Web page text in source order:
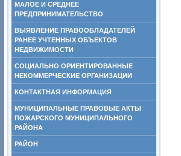
МАЛОЕ И СРЕДНЕЕ
ПРЕДПРИНИМАТЕЛЬСТВО
ВЫЯВЛЕНИЕ ПРАВООБЛАДАТЕЛЕЙ
РАНЕЕ УЧТЕННЫХ ОБЪЕКТОВ
НЕДВИЖИМОСТИ
СОЦИАЛЬНО ОРИЕНТИРОВАННЫЕ
НЕКОММЕРЧЕСКИЕ ОРГАНИЗАЦИИ
КОНТАКТНАЯ ИНФОРМАЦИЯ
МУНИЦИПАЛЬНЫЕ ПРАВОВЫЕ АКТЫ
ПОЖАРСКОГО МУНИЦИПАЛЬНОГО
РАЙОНА
РАЙОН